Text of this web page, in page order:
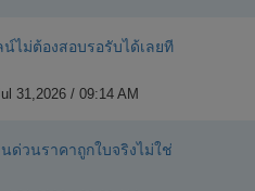
ไม่ต้องสอบรอรับได้เลยที
31,2026 / 09:14 AM
ด่วนราคาถูกใบจริงไม่ใช่